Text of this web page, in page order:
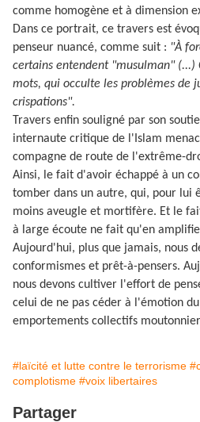
comme homogène et à dimension
Dans ce portrait, ce travers est
penseur nuancé, comme suit : "À
certains entendent "musulman" (...)
mots, qui occulte les problèmes de
crispations".
Travers enfin souligné par son
internaute critique de l'Islam
compagne de route de l'extrême-
Ainsi, le fait d'avoir échappé à un
tomber dans un autre, qui, pour lui
moins aveugle et mortifère. Et le
à large écoute ne fait qu'en
Aujourd'hui, plus que jamais, nous
conformismes et prêt-à-pensers.
nous devons cultiver l'effort de
celui de ne pas céder à l'émotion
emportements collectifs
#laïcité et lutte contre le terrorisme
complotisme #voix libertaires
Partager